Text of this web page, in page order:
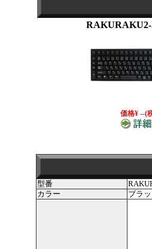
価格¥ --(
型番
カラー
ブラ